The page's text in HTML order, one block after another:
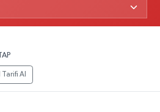
Tarifi Al